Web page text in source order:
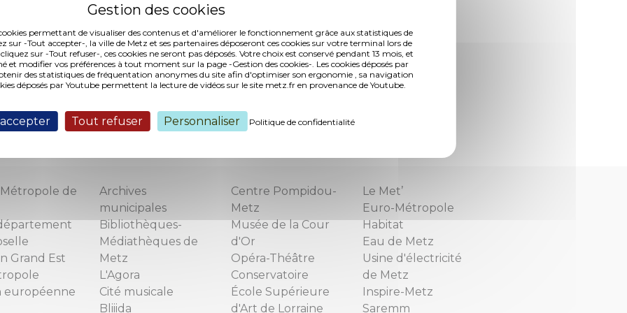
permettant de visualiser des contenus et d'améliorer le fonctionnement grâce aux statistiques de
sur -Tout accepter-, la ville de Metz et ses partenaires déposeront ces cookies sur votre terminal lors de
sur -Tout refuser-, ces cookies ne seront pas déposés. Votre choix est conservé pendant 13 mois, et
et modifier vos préférences à tout moment sur la page -Gestion des cookies-. Les cookies déposés par
des statistiques de fréquentation anonymes du site afin d'optimiser son ergonomie , sa navigation
déposés par Youtube permettent la lecture de vidéos sur le site metz.fr en provenance de Youtube.
Tout refuser Personnaliser Politique de confidentialité
2018 et porte la Ville de Metz en état de reconnaissance de
arrêté concerne la Ville de Metz dans sa globalité, sans distinction de
de
Grand Est
européenne
Archives
municipales
Bibliothèques-
Médiathèques de
Metz
L'Agora
Cité musicale
Bliiida
Centre Pompidou-
Metz
Musée de la Cour
d'Or
Opéra-Théâtre
Conservatoire
École Supérieure
d'Art de Lorraine
Le Met’
Euro-Métropole
Habitat
Eau de Metz
Usine d'électricité
de Metz
Inspire-Metz
Saremm